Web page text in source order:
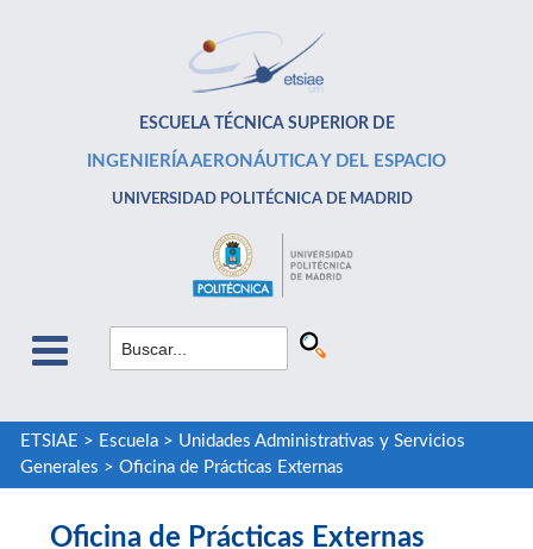
ESCUELA TÉCNICA SUPERIOR DE
INGENIERÍA AERONÁUTICA Y DEL ESPACIO
UNIVERSIDAD POLITÉCNICA DE MADRID
ETSIAE > Escuela> Unidades Administrativas y Servicios
Generales > Oficina de Prácticas Externas
Oficina de Prácticas Externas